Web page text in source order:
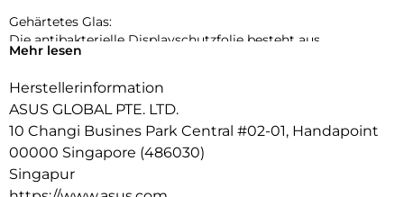
Gehärtetes Glas:
Die antibakterielle Displayschutzfolie besteht aus
widerstandsfähigem Glas – mit einer Härte von 9H – und
Härtung und die Kantenbehandlung verleihen dem Glas
mehr Festigkeit, um Ihr Telefon vor unvermeidlichen
Unfällen zu schützen.
Wirksamer antibakterieller Schutz:
Damit Ihr Handy hygienisch bleibt, haben wir eine
Mehr lesen
Herstellerinformation
ASUS GLOBAL PTE. LTD.
10 Changi Busines Park Central #02-01, Handapoint
00000 Singapore (486030)
Singapur